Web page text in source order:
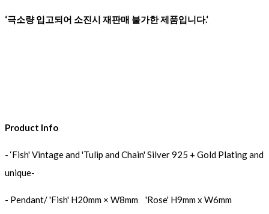
‘극소량 입고되어 소진시 재판매 불가한 제품입니다.‘
Product Info
- ‘Fish' Vintage and 'Tulip and Chain' Silver 925 + Gold Plating and
unique-
- Pendant/ 'Fish' H20mm × W8mm 'Rose' H9mm x W6mm